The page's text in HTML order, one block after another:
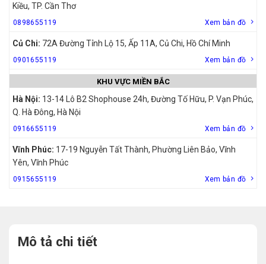
Kiều, TP. Cần Thơ
0898655119 Xem bản đồ
Củ Chi: 72A Đường Tỉnh Lộ 15, Ấp 11A, Củ Chi, Hồ Chí Minh
0901655119 Xem bản đồ
KHU VỰC MIỀN BẮC
Hà Nội: 13-14 Lô B2 Shophouse 24h, Đường Tố Hữu, P. Vạn Phúc,
Q. Hà Đông, Hà Nội
0916655119 Xem bản đồ
Vĩnh Phúc: 17-19 Nguyễn Tất Thành, Phường Liên Bảo, Vĩnh
Yên, Vĩnh Phúc
0915655119 Xem bản đồ
Mô tả chi tiết